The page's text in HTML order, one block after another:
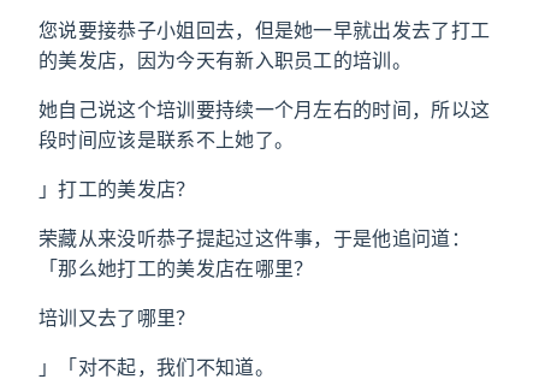
您说要接恭子小姐回去，但是她一早就出发去了打工
的美发店，因为今天有新入职员工的培训。
她自己说这个培训要持续一个月左右的时间，所以这
段时间应该是联系不上她了。
」打工的美发店？
荣藏从来没听恭子提起过这件事，于是他追问道：
「那么她打工的美发店在哪里？
培训又去了哪里？
」「对不起，我们不知道。